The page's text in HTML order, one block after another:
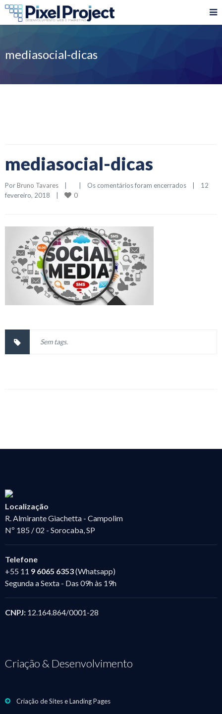
mediasocial-dicas
mediasocial-dicas
Por Bruno Tavares Os comentários foram encerrados
12
fevereiro, 2018
0
Sem tags.
Localização
R. Almirante Giachetta - Campolim
Nº 185 / 02 - Sorocaba, SP
Telefone
+55 11 9 6065 6353(Whatsapp)
Segunda a Sexta - Das 09h às 19h
CNPJ: 12.164.864/0001-28
Criação & Desenvolvimento
Criação de Sites e Landing Pages